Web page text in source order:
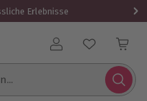
Erlebnisse
Benutzerkonto